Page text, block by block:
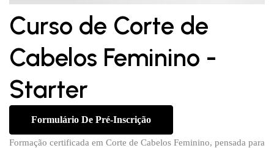
Curso de Corte de
Cabelos Feminino -
Starter
Formulário De Pré-Inscrição
Formação certificada em Corte de Cabelos Feminino, pensada para